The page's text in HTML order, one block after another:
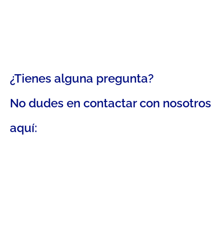
¿Tienes alguna pregunta?
No dudes en contactar con nosotros
aquí: